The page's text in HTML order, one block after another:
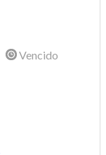
Vencido